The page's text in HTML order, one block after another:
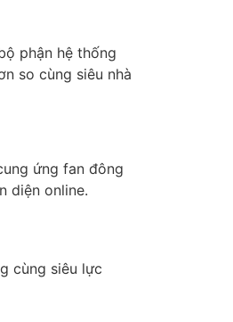
phận hệ thống
so cùng siêu nhà
ứng fan đông
diện online.
cùng siêu lực